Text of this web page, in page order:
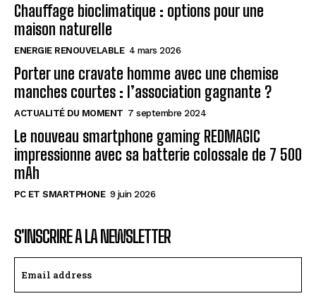
Chauffage bioclimatique : options pour une
maison naturelle
ENERGIE RENOUVELABLE 4 mars 2026
Porter une cravate homme avec une chemise
manches courtes : l’association gagnante ?
ACTUALITÉ DU MOMENT 7 septembre 2024
Le nouveau smartphone gaming REDMAGIC
impressionne avec sa batterie colossale de 7 500
mAh
PC ET SMARTPHONE 9 juin 2026
S'INSCRIRE A LA NEWSLETTER